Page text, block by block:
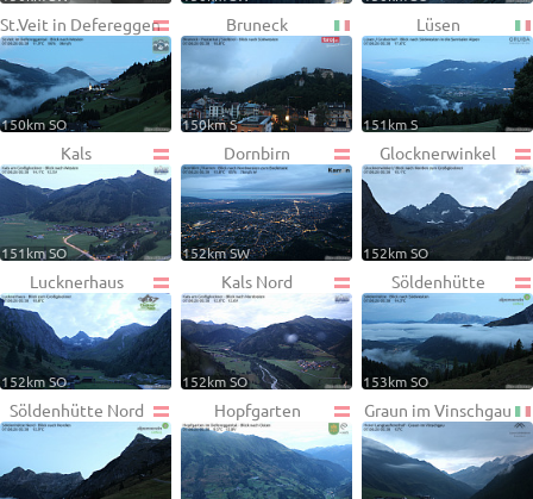
St.Veit in Defereggen
150km SO
Bruneck
150km S
Lüsen
151km S
Kals
151km SO
Dornbirn
152km SW
Glocknerwinkel
152km SO
Lucknerhaus
152km SO
Kals Nord
152km SO
Söldenhütte
153km SO
Söldenhütte Nord Hopfgarten Graun im Vinschgau